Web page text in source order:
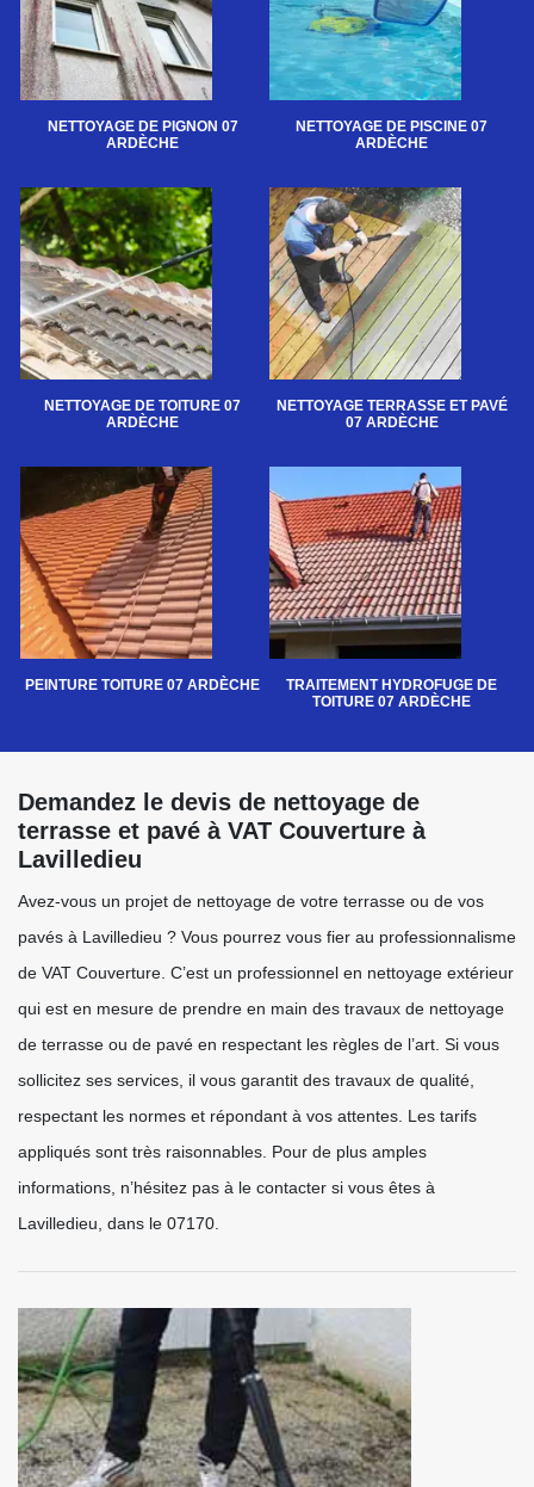
NETTOYAGE DE PIGNON 07
ARDÈCHE
NETTOYAGE DE PISCINE 07
ARDÈCHE
NETTOYAGE DE TOITURE 07
ARDÈCHE
NETTOYAGE TERRASSE ET PAVÉ
07 ARDÈCHE
PEINTURE TOITURE 07 ARDÈCHE
TRAITEMENT HYDROFUGE DE
TOITURE 07 ARDÈCHE
Demandez le devis de nettoyage de
terrasse et pavé à VAT Couverture à
Lavilledieu
Avez-vous un projet de nettoyage de votre terrasse ou de vos
pavés à Lavilledieu ? Vous pourrez vous fier au professionnalisme
de VAT Couverture. C’est un professionnel en nettoyage extérieur
qui est en mesure de prendre en main des travaux de nettoyage
de terrasse ou de pavé en respectant les règles de l’art. Si vous
sollicitez ses services, il vous garantit des travaux de qualité,
respectant les normes et répondant à vos attentes. Les tarifs
appliqués sont très raisonnables. Pour de plus amples
informations, n’hésitez pas à le contacter si vous êtes à
Lavilledieu, dans le 07170.